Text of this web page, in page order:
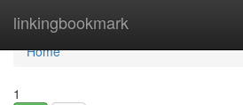
linkingbookmark
Home
Home
1